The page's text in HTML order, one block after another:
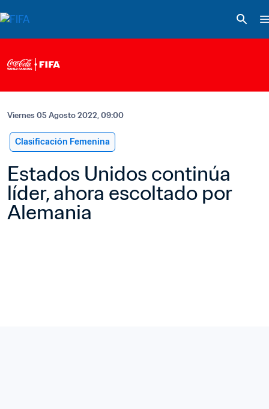
Viernes 05 Agosto 2022, 09:00
Clasificación Femenina
Estados Unidos continúa
líder, ahora escoltado por
Alemania